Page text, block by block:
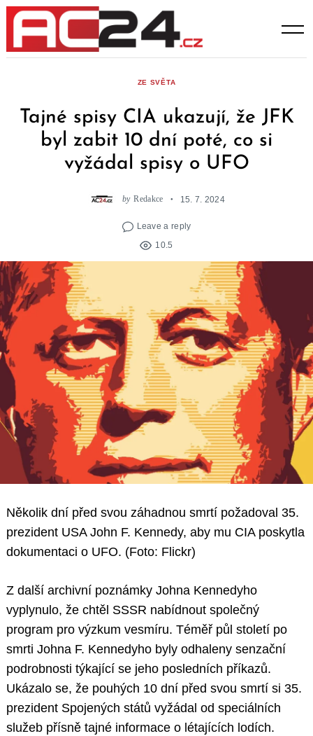
Skip
content
ZE SVĚTA
Tajné spisy CIA ukazují, že JFK
byl zabit 10 dní poté, co si
vyžádal spisy o UFO
by Redakce 15. 7. 2024
Leave a reply
10.5
Několik dní před svou záhadnou smrtí požadoval 35.
prezident USA John F. Kennedy, aby mu CIA poskytla
dokumentaci o UFO. (Foto: Flickr)
Z další archivní poznámky Johna Kennedyho
vyplynulo, že chtěl SSSR nabídnout společný
program pro výzkum vesmíru. Téměř půl století po
smrti Johna F. Kennedyho byly odhaleny senzační
podrobnosti týkající se jeho posledních příkazů.
Ukázalo se, že pouhých 10 dní před svou smrtí si 35.
prezident Spojených států vyžádal od speciálních
služeb přísně tajné informace o létajících lodích.